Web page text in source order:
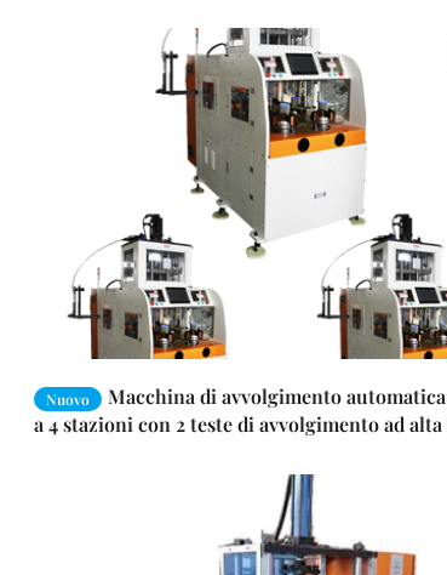
servoassistito con altezza di pacco da 80-280
produzione di statori di motori industriali ad
potenza e grandi motori BLDC per veicoli
Nuovo
Macchina di avvolgimento
a 4 stazioni con 2 teste di avvolgimento ad alta